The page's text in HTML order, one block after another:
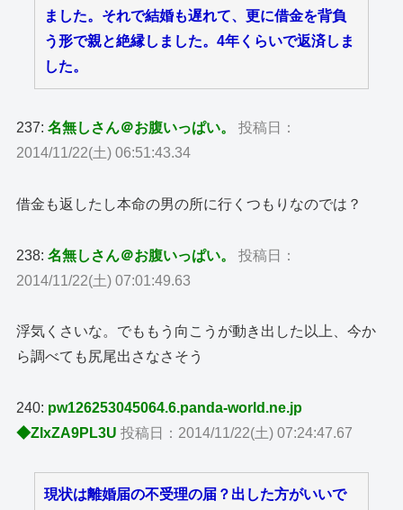
ました。それで結婚も遅れて、更に借金を背負
う形で親と絶縁しました。4年くらいで返済しま
した。
237:名無しさん＠お腹いっぱい。
投稿日：
2014/11/22(土) 06:51:43.34
借金も返したし本命の男の所に行くつもりなのでは？
238:名無しさん＠お腹いっぱい。
投稿日：
2014/11/22(土) 07:01:49.63
浮気くさいな。でももう向こうが動き出した以上、今か
ら調べても尻尾出さなさそう
240: pw126253045064.6.panda-world.ne.jp
◆ZIxZA9PL3U 投稿日：2014/11/22(土) 07:24:47.67
現状は離婚届の不受理の届？出した方がいいで